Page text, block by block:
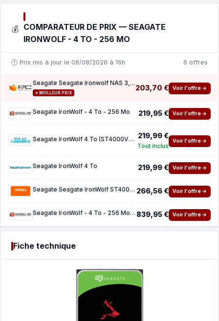
💰 COMPARATEUR DE PRIX — SEAGATE
IRONWOLF - 4 TO - 256 MO
🕐 Prix mis à jour le 08/08/2026 à 16h 6 offres
Seagate Seagate Ironwolf NAS 3,5 4 To SATA 3
⭐ MEILLEUR PRIX
203,70 € Voir l'offre →
Seagate IronWolf - 4 To - 256 Mo 219,95 € Voir l'offre →
Seagate IronWolf 4 To (ST4000VN006) 219,99 €
Tout inclus
Voir l'offre →
Seagate IronWolf 4 To 219,99 € Voir l'offre →
Seagate Seagate IronWolf ST4000VN006 - disque dur - 4 To - SATA 6Gb s 266,56 € Voir l'offre →
Seagate IronWolf - 4 To - 256 Mo - Pack de 4 839,95 € Voir l'offre →
Fiche technique